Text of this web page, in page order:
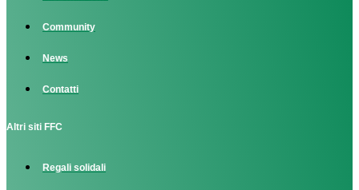
Community
News
Contatti
Altri siti FFC
Regali solidali